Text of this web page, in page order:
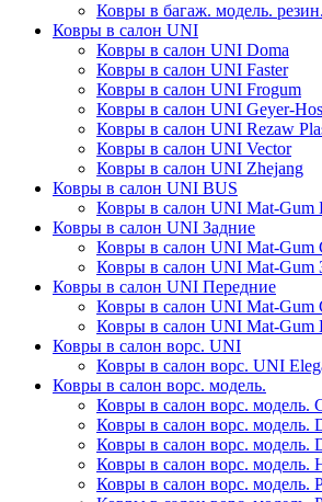
Ковры в багаж. модель.
Ковры в салон UNI
Ковры в салон UNI Doma
Ковры в салон UNI Faster
Ковры в салон UNI Frogum
Ковры в салон UNI Geyer-
Ковры в салон UNI Rezaw
Ковры в салон UNI Vector
Ковры в салон UNI Zhejang
Ковры в салон UNI BUS
Ковры в салон UNI Mat-Gum
Ковры в салон UNI Задние
Ковры в салон UNI Mat-Gum
Ковры в салон UNI Mat-Gum
Ковры в салон UNI Передние
Ковры в салон UNI Mat-Gum
Ковры в салон UNI Mat-Gum
Ковры в салон ворс. UNI
Ковры в салон ворс. UNI
Ковры в салон ворс. модель.
Ковры в салон ворс. модель.
Ковры в салон ворс. модель.
Ковры в салон ворс. модель.
Ковры в салон ворс. модель.
Ковры в салон ворс. модель.